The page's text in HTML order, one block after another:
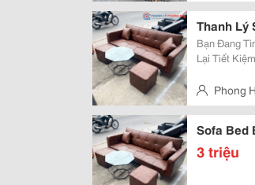
Thanh Lý
Bạn Đang
Lại Tiết
Linh Hoạt
Phong
Sofa Bed
3 triệu